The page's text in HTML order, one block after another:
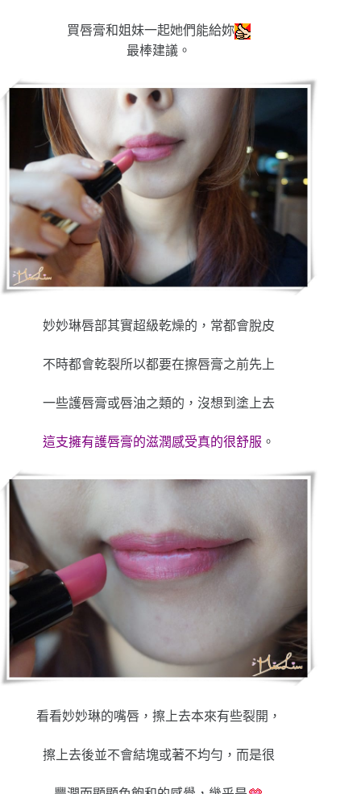
買唇膏和姐妹一起她們能給妳
最棒建議。
妙妙琳唇部其實超級乾燥的，常都會脫皮
不時都會乾裂所以都要在擦唇膏之前先上
一些護唇膏或唇油之類的，沒想到塗上去
這支擁有護唇膏的滋潤感受真的很舒服 。
看看妙妙琳的嘴唇，擦上去本來有些裂開，
擦上去後並不會結塊或著不均勻，而是很